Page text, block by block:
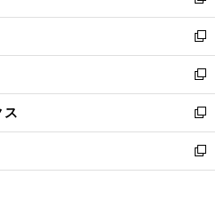
開
く
ウ
で
開
く
ン
ド
ウ
で
開
く
ウ
ィ
ン
ド
ウ
で
開
く
し
い
ウ
ィ
ン
ド
ウ
で
開
新
し
い
ウ
ィ
ン
ド
ウ
新
し
い
ウ
ィ
ン
ス
新
し
い
ウ
新
し